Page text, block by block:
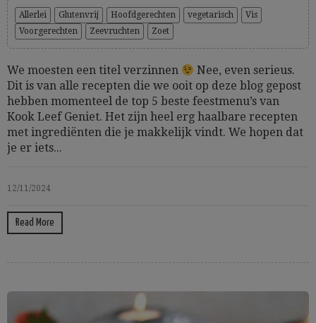
Allerlei Glutenvrij Hoofdgerechten vegetarisch
Vis
Voorgerechten
Zeevruchten Zoet
We moesten een titel verzinnen
Nee, even serieus.
Dit is van alle recepten die we ooit op deze blog gepost
hebben momenteel de top 5 beste feestmenu’s van
Kook Leef Geniet. Het zijn heel erg haalbare recepten
met ingrediënten die je makkelijk vindt. We hopen dat
je er iets...
12/11/2024
Read More